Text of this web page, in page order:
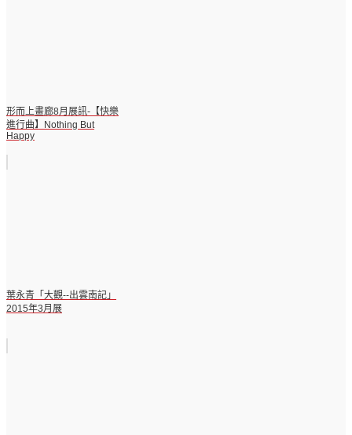
形而上畫廊8月展訊-【快樂
進行曲】Nothing But
Happy
葉永青「大觀--出雲南記」
2015年3月展